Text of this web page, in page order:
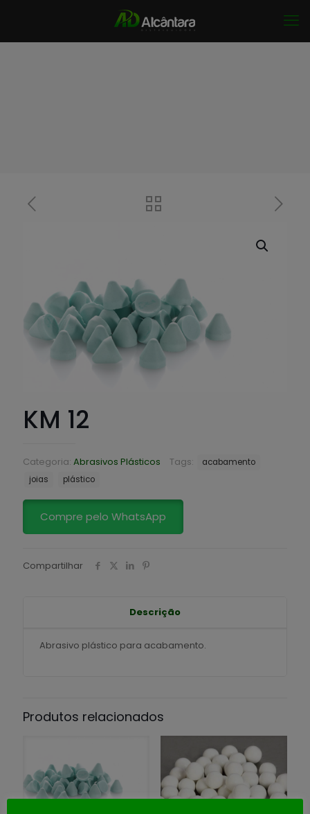
KM 12
Categoria: Abrasivos Plásticos Tags:
acabamento
joias
plástico
Compre pelo WhatsApp
Compartilhar
Descrição
Abrasivo plástico para acabamento.
Produtos relacionados